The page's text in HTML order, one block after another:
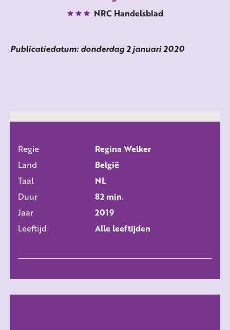
NRC Handelsblad
Publicatiedatum: donderdag 2 januari 2020
ALLE FILMS
Regie
Regina Welker
Land
België
Taal
NL
Duur
82 min.
Jaar
2019
Leeftijd
Alle leeftijden